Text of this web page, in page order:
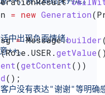
中出现负面情绪。
**。
户没有表达"谢谢"等明确
= new Generation(
= Message.builder
(Role . USER . getValue
(getContent())
();